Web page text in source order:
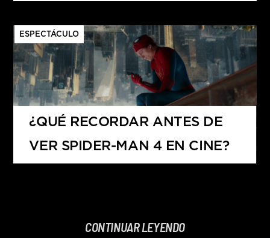
ESPECTÁCULO
¿QUÉ RECORDAR ANTES DE
VER SPIDER-MAN 4 EN CINE?
CONTINUAR LEYENDO